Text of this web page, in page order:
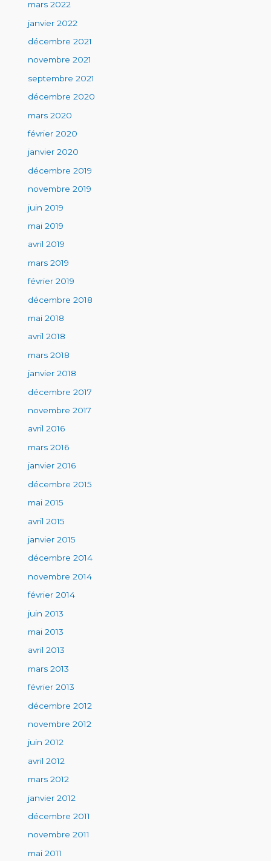
mars 2022
janvier 2022
décembre 2021
novembre 2021
septembre 2021
décembre 2020
mars 2020
février 2020
janvier 2020
décembre 2019
novembre 2019
juin 2019
mai 2019
avril 2019
mars 2019
février 2019
décembre 2018
mai 2018
avril 2018
mars 2018
janvier 2018
décembre 2017
novembre 2017
avril 2016
mars 2016
janvier 2016
décembre 2015
mai 2015
avril 2015
janvier 2015
décembre 2014
novembre 2014
février 2014
juin 2013
mai 2013
avril 2013
mars 2013
février 2013
décembre 2012
novembre 2012
juin 2012
avril 2012
mars 2012
janvier 2012
décembre 2011
novembre 2011
mai 2011